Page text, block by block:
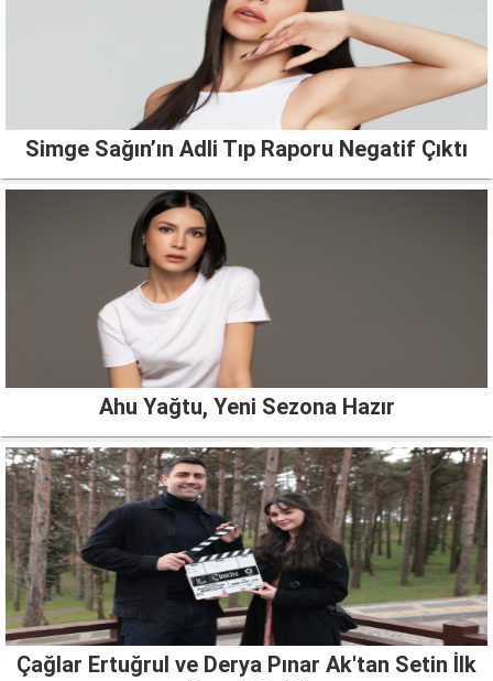
Simge Sağın’ın Adli Tıp Raporu Negatif Çıktı
Ahu Yağtu, Yeni Sezona Hazır
Çağlar Ertuğrul ve Derya Pınar Ak'tan Setin İlk